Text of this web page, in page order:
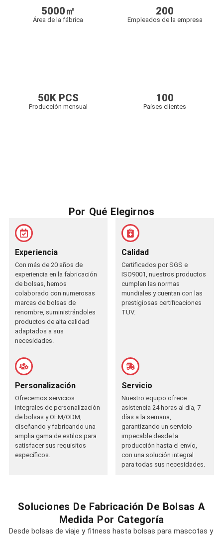
Área de la fábrica
5000㎡
Empleados de la empresa
200
Producción mensual
50K PCS
Países clientes
100
Por Qué Elegirnos
Experiencia
Con más de 20 años de
experiencia en la fabricación
de bolsas, hemos
colaborado con numerosas
marcas de bolsas de
renombre, suministrándoles
productos de alta calidad
adaptados a sus
necesidades.
Calidad
Certificados por SGS e
ISO9001, nuestros productos
cumplen las normas
mundiales y cuentan con las
prestigiosas certificaciones
TUV.
Personalización
Ofrecemos servicios
integrales de personalización
de bolsas y OEM/ODM,
diseñando y fabricando una
amplia gama de estilos para
satisfacer sus requisitos
específicos.
Servicio
Nuestro equipo ofrece
asistencia 24 horas al día, 7
días a la semana,
garantizando un servicio
impecable desde la
producción hasta el envío,
con una solución integral
para todas sus necesidades.
Soluciones De Fabricación De Bolsas A
Medida Por Categoría
Desde bolsas de viaje y fitness hasta bolsas para mascotas y